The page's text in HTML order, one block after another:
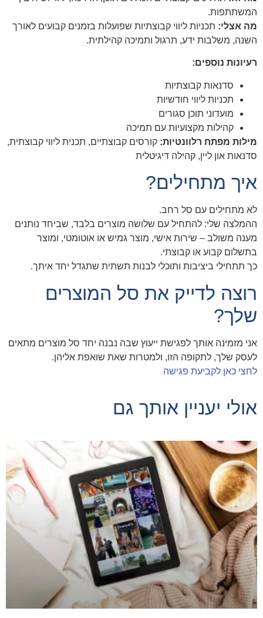
המשתתפות.
מה אצלי: תכניות ליווי קבוצתיות שפועלות בזמנים קבועים לאורך
השנה, משלבות ידע, תרגול ותמיכה קהילתית.
רעיונות נוספים:
סדנאות קבוצתיות
תכניות ליווי חודשיות
מועדוני תוכן סגורים
קהילות מקצועיות עם תמיכה
מילות מפתח רלוונטיות: קורסים קבוצתיים, תכנית ליווי קבוצתית,
סדנאות און ליין, קהילה דיגיטלית
איך מתחילים?
לא מתחילים עם סל רחב.
ההמלצה שלי: להתחיל עם שלושה מוצרים בלבד, שביחד נותנים
מענה משולב – שירות אישי, מוצר גמיש או אוטומטי, ומוצר
בתשלום קבוע או קבוצתי.
כך תתחילי ביציבות ותוכלי לבנות תשתית שתגדל יחד איתך.
רוצה לדייק את סל המוצרים
שלך?
אני מזמינה אותך לפגישת ייעוץ שבה נבנה יחד סל מוצרים מתאים
לעסק שלך, לתקופה הזו, ולמטרות שאת שואפת אליהן.
לחצי כאן לקביעת פגישה
אולי יעניין אותך גם